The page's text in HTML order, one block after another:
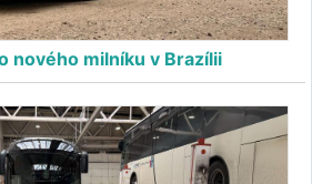
nového milníku v Brazílii